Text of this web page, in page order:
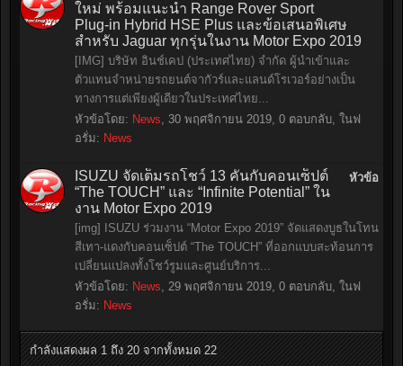
ใหม่ พร้อมแนะนำ Range Rover Sport
Plug-in Hybrid HSE Plus และข้อเสนอพิเศษ
สำหรับ Jaguar ทุกรุ่นในงาน Motor Expo 2019
[IMG] บริษัท อินช์เคป (ประเทศไทย) จำกัด ผู้นำเข้าและ
ตัวแทนจำหน่ายรถยนต์จากัวร์และแลนด์โรเวอร์อย่างเป็น
ทางการแต่เพียงผู้เดียวในประเทศไทย...
หัวข้อโดย: News, 30 พฤศจิกายน 2019, 0 ตอบกลับ, ในฟ
อรั่ม: News
หัวข้อ
ISUZU จัดเต็มรถโชว์ 13 คันกับคอนเซ็ปต์
“The TOUCH” และ “Infinite Potential” ใน
งาน Motor Expo 2019
[img] ISUZU ร่วมงาน “Motor Expo 2019” จัดแสดงบูธในโทน
สีเทา-แดงกับคอนเซ็ปต์ “The TOUCH” ที่ออกแบบสะท้อนการ
เปลี่ยนแปลงทั้งโชว์รูมและศูนย์บริการ...
หัวข้อโดย: News, 29 พฤศจิกายน 2019, 0 ตอบกลับ, ในฟ
อรั่ม: News
กำลังแสดงผล 1 ถึง 20 จากทั้งหมด 22